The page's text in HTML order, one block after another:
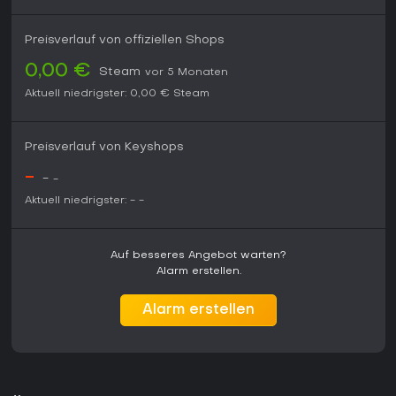
Preisverlauf von offiziellen Shops
0,00 € Steam vor 5 Monaten
Aktuell niedrigster: 0,00 € Steam
Preisverlauf von Keyshops
- - -
Aktuell niedrigster: - -
Auf besseres Angebot warten?
Alarm erstellen.
Alarm erstellen